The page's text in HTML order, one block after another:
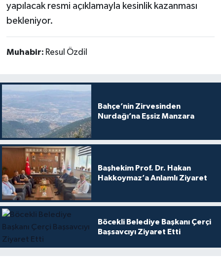
yapılacak resmi açıklamayla kesinlik kazanması
bekleniyor.
Muhabir: Resul Özdil
Bahçe’nin Zirvesinden
Nurdağı’na Eşsiz Manzara
Başhekim Prof. Dr. Hakan
Hakkoymaz’a Anlamlı Ziyaret
Böcekli Belediye Başkanı Çerçi
Başsavcıyı Ziyaret Etti